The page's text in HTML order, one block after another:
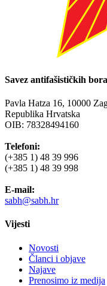
Savez antifašističkih
Pavla Hatza 16, 10000
Republika Hrvatska
OIB: 78328494160
Telefoni:
(+385 1) 48 39 996
(+385 1) 48 39 998
E-mail:
sabh@sabh.hr
Vijesti
Novosti
Članci i objave
Najave
Prenosimo iz medija